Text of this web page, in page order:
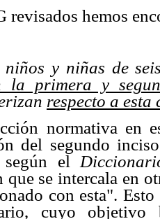
revisados hemos
niños y niñas de
la primera y
respecto a
normativa en
del segundo
el
que se intercala en
con esta".
cuyo objetivo